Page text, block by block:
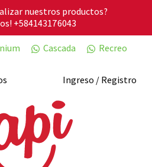
nuestros productos?
+584143176043
Cascada Recreo
Ingreso / Registro